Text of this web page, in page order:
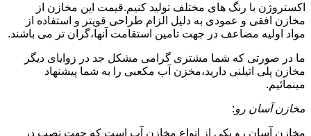
اکستروژن با رنگ های مختلف تولید کنیم.قیمت این مخازن از
مخازن افقی و عمودی به دلیل الزام طراحی قویتر و استفاده از
مواد اولیه مضاعف در جهت تامین استقامت آنها،گران تر می باشند.
ما در صورتی که شما مشتری گرامی مشکل جد در زوایای دیگر
مخازن پلی اتیلنی دارید،مخزن آب مکعبی را به شما پیشنهاد
مینمائیم.
مخازن آسان رو:
مخازن آسان رو یکی از انواع مخازن آب است که جهت نصب در